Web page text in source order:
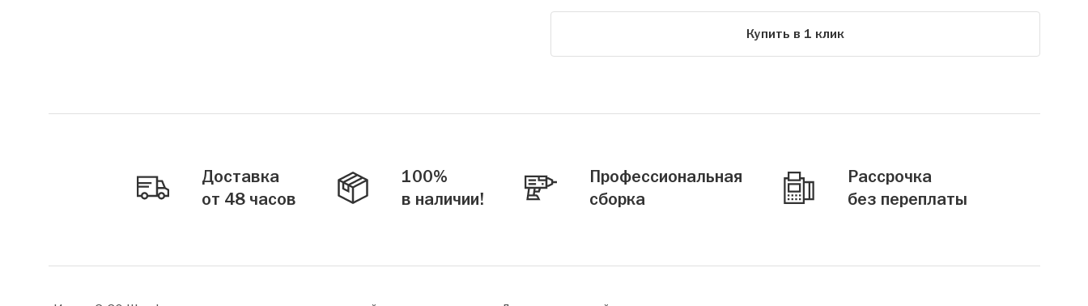
Купить в 1 клик
Доставка
от 48 часов
100%
в наличии!
Профессиональная
сборка
Рассрочка
без переплаты